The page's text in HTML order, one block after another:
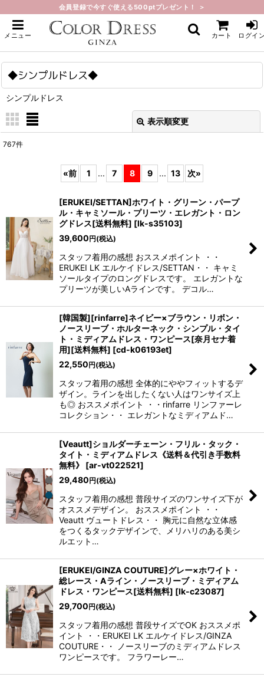
会員登録で今すぐ使える500ptプレゼント！ ＞
メニュー カート ログイ
ホーム > ◆シンプルドレス◆
◆シンプルドレス◆
シンプルドレス
表示順変更
767件
«前 1 ... 7 8 9 ... 13 次»
[ERUKEI/SETTAN]ホワイト・グリーン・パープ
ル・キャミソール・プリーツ・エレガント・ロン
グドレス[送料無料] [lk-s35103]
39,600円(税込)
スタッフ着用の感想 おススメポイント ・・
ERUKEI LK エルケイドレス/SETTAN・・ キャミ
ソールタイプのロングドレスです。 エレガントな
プリーツが美しいAラインです。 デコル…
[韓国製][rinfarre]ネイビー×ブラウン・リボン・
ノースリーブ・ホルターネック・シンプル・タイ
ト・ミディアムドレス・ワンピース[奈月セナ着
用][送料無料] [cd-k06193et]
22,550円(税込)
スタッフ着用の感想 全体的にややフィットするデ
ザイン。ラインを出したくない人はワンサイズ上
も◎ おススメポイント ・・rinfarre リンファーレ
コレクション・・ エレガントなミディアムド…
[Veautt]ショルダーチェーン・フリル・タック・
タイト・ミディアムドレス《送料＆代引き手数料
無料》
[ar-vt022521]
29,480円(税込)
スタッフ着用の感想 普段サイズのワンサイズ下が
オススメデザイン。 おススメポイント ・・
Veautt ヴュートドレス・・ 胸元に自然な立体感
をつくるタックデザインで、メリハリのある美シ
ルエット…
[ERUKEI/GINZA COUTURE]グレー×ホワイト・
総レース・Aライン・ノースリーブ・ミディアム
ドレス・ワンピース[送料無料] [lk-c23087]
29,700円(税込)
スタッフ着用の感想 普段サイズでOK おススメポ
イント ・・ERUKEI LK エルケイドレス/GINZA
COUTURE・・ ノースリーブのミディアムドレス
ワンピースです。 フラワーレー…